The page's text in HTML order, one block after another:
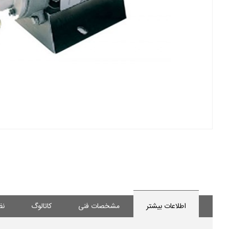
اطلاعات بیشتر مشخصات فنی کاتالوگ